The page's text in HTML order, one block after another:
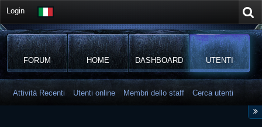
Login
FORUM HOME DASHBOARD UTENTI
Attività Recenti Utenti online Membri dello staff Cerca utenti